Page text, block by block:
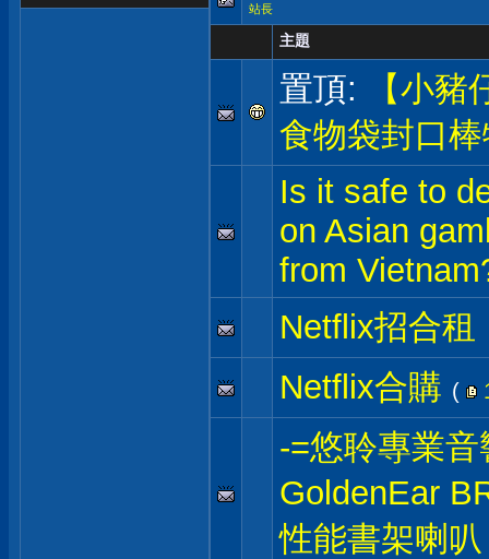
站長
主題
置頂:
【小
食物袋封口
Is it safe to
on Asian
from
Netflix招合租
Netflix合購 (
-=悠聆專業音
GoldenEar
性能書架喇叭